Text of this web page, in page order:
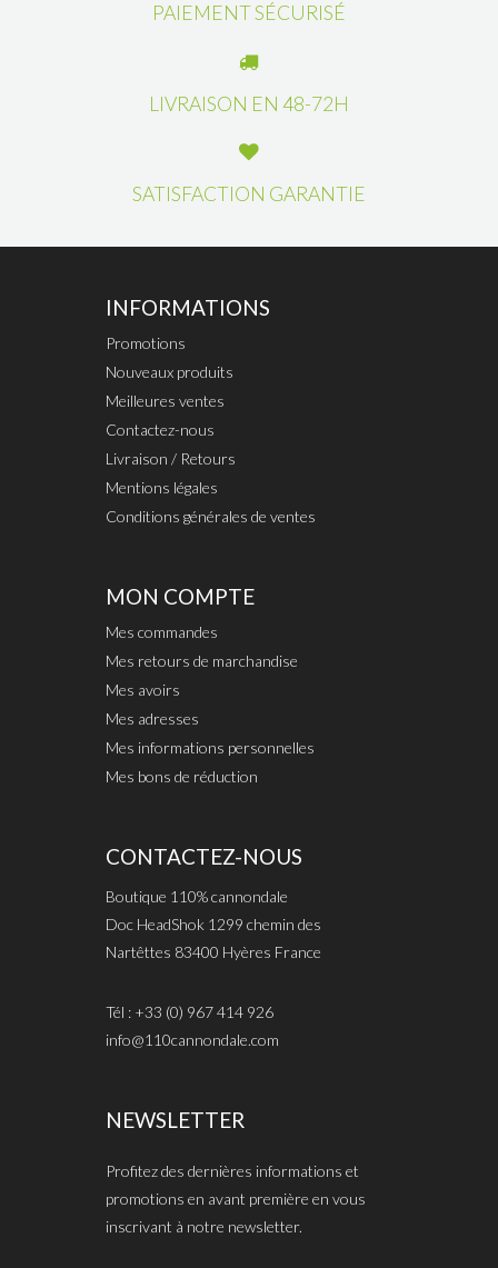
PAIEMENT SÉCURISÉ
LIVRAISON EN 48-72H
SATISFACTION GARANTIE
INFORMATIONS
Promotions
Nouveaux produits
Meilleures ventes
Contactez-nous
Livraison / Retours
Mentions légales
Conditions générales de ventes
MON COMPTE
Mes commandes
Mes retours de marchandise
Mes avoirs
Mes adresses
Mes informations personnelles
Mes bons de réduction
CONTACTEZ-NOUS
Boutique 110% cannondale
Doc HeadShok 1299 chemin des
Nartêttes 83400 Hyères France
Tél : +33 (0) 967 414 926
info@110cannondale.com
NEWSLETTER
Profitez des dernières informations et
promotions en avant première en vous
inscrivant à notre newsletter.